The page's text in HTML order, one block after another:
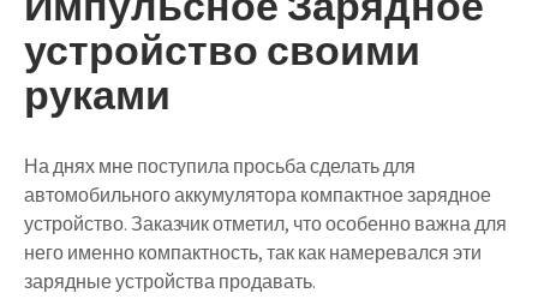
устройство своими
руками
На днях мне поступила просьба сделать для
автомобильного аккумулятора компактное зарядное
устройство. Заказчик отметил, что особенно важна для
него именно компактность, так как намеревался эти
зарядные устройства продавать.